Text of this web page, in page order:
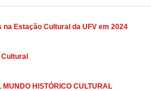
Estação Cultural da UFV em 2024
HISTÓRICO CULTURAL